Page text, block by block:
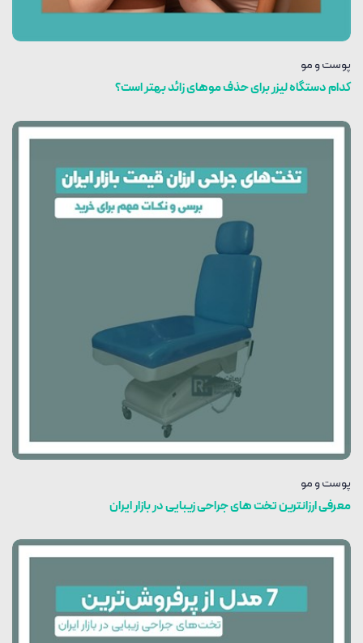
پوست و مو
کدام دستگاه لیزر برای حذف موهای زائد بهتر است؟
پوست و مو
معرفی ارزانترین تخت های جراحی زیبایی در بازار ایران